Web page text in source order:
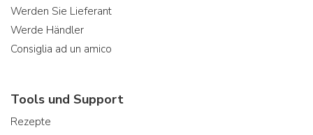
Werden Sie Lieferant
Werde Händler
Consiglia ad un amico
Tools und Support
Rezepte